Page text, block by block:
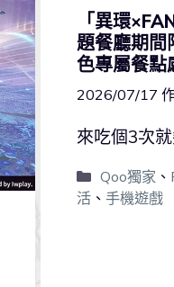
「異環
題餐廳期間
色專屬餐點
2026/07/17
來吃個3次
Qoo獨家 、
活 、 手機遊戲